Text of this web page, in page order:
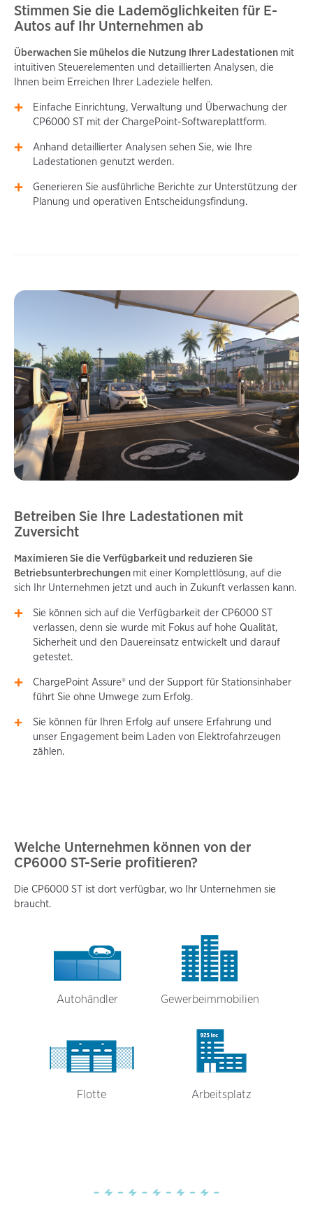
Stimmen Sie die Lademöglichkeiten für E-
Autos auf Ihr Unternehmen ab
Überwachen Sie mühelos die Nutzung Ihrer Ladestationen mit
intuitiven Steuerelementen und detaillierten Analysen, die
Ihnen beim Erreichen Ihrer Ladeziele helfen.
Einfache Einrichtung, Verwaltung und Überwachung der
CP6000 ST mit der ChargePoint-Softwareplattform.
Anhand detaillierter Analysen sehen Sie, wie Ihre
Ladestationen genutzt werden.
Generieren Sie ausführliche Berichte zur Unterstützung der
Planung und operativen Entscheidungsfindung.
Betreiben Sie Ihre Ladestationen mit
Zuversicht
Maximieren Sie die Verfügbarkeit und reduzieren Sie
Betriebsunterbrechungen mit einer Komplettlösung, auf die
sich Ihr Unternehmen jetzt und auch in Zukunft verlassen kann.
Sie können sich auf die Verfügbarkeit der CP6000 ST
verlassen, denn sie wurde mit Fokus auf hohe Qualität,
Sicherheit und den Dauereinsatz entwickelt und darauf
getestet.
ChargePoint Assure® und der Support für Stationsinhaber
führt Sie ohne Umwege zum Erfolg.
Sie können für Ihren Erfolg auf unsere Erfahrung und
unser Engagement beim Laden von Elektrofahrzeugen
zählen.
Welche Unternehmen können von der
CP6000 ST-Serie profitieren?
Die CP6000 ST ist dort verfügbar, wo Ihr Unternehmen sie
braucht.
Autohändler Gewerbeimmobilien
Flotte Arbeitsplatz